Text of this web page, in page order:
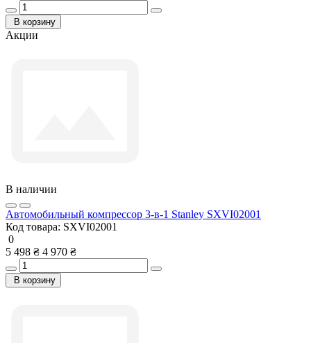
В корзину
Акции
В наличии
Автомобильный компрессор 3-в-1 Stanley SXVI02001
Код товара: SXVI02001
0
5 498 ₴ 4 970 ₴
В корзину